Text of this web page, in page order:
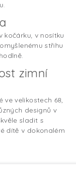
kočárku, v nosítku
střihu
zimní
ve velikostech 68,
designů v
sladit s
dítě v dokonalém